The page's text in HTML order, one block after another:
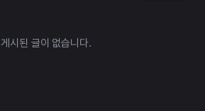
게시된 글이 없습니다.